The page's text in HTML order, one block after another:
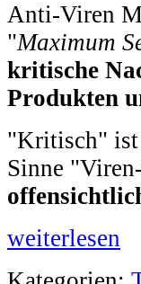
Anti-Viren
"Maximum
kritische
Produkten
"Kritisch" ist
Sinne
weiterlesen